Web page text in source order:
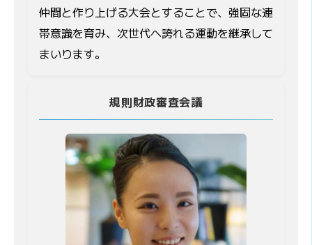
仲間と作り上げる大会とすることで、強固な連
帯意識を育み、次世代へ誇れる運動を継承して
まいります。
規則財政審査会議